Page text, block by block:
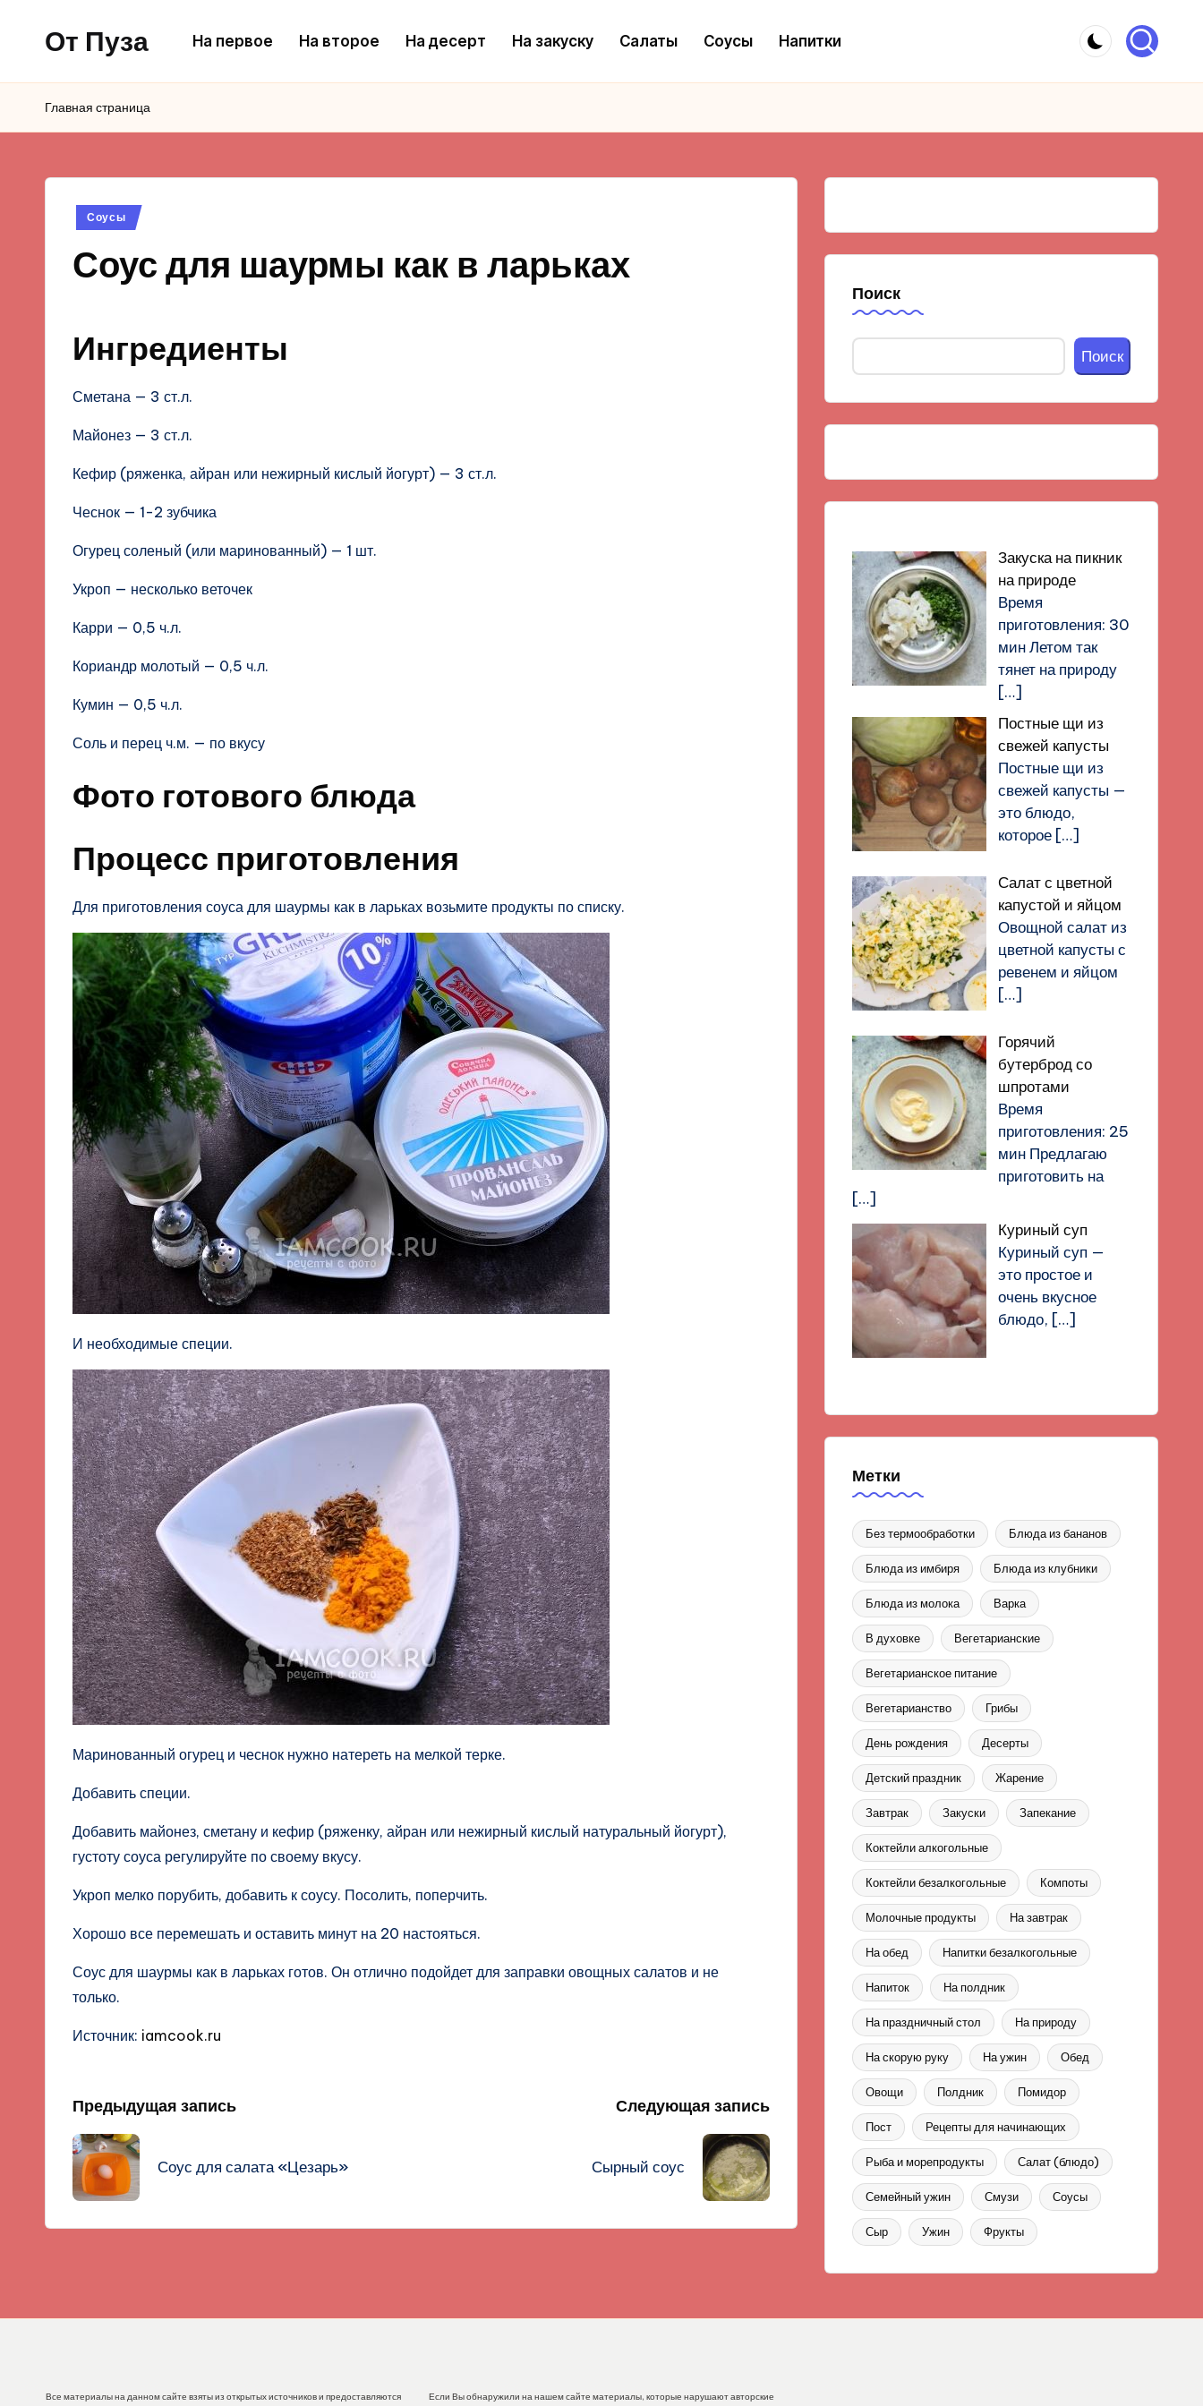
Перейти
содержимому
От Пуза
очень
вкусные
рецепты!
На первое На второе На десерт На закуску Салаты Соусы Напитки
Главная страница
Опубликовано
Соусы
Соус для шаурмы как в ларьках
Ингредиенты
Сметана — 3 ст.л.
Майонез — 3 ст.л.
Кефир (ряженка, айран или нежирный кислый йогурт) — 3 ст.л.
Чеснок — 1-2 зубчика
Огурец соленый (или маринованный) — 1 шт.
Укроп — несколько веточек
Карри — 0,5 ч.л.
Кориандр молотый — 0,5 ч.л.
Кумин — 0,5 ч.л.
Соль и перец ч.м. — по вкусу
Фото готового блюда
Процесс приготовления
Для приготовления соуса для шаурмы как в ларьках возьмите продукты по списку.
И необходимые специи.
Маринованный огурец и чеснок нужно натереть на мелкой терке.
Добавить специи.
Добавить майонез, сметану и кефир (ряженку, айран или нежирный кислый натуральный йогурт),
густоту соуса регулируйте по своему вкусу.
Укроп мелко порубить, добавить к соусу. Посолить, поперчить.
Хорошо все перемешать и оставить минут на 20 настояться.
Соус для шаурмы как в ларьках готов. Он отлично подойдет для заправки овощных салатов и не
только.
Источник: iamcook.ru
Навигация
записи
Предыдущая запись
Соус для салата «Цезарь»
Следующая запись
Сырный соус
Поиск
Поиск
Закуска на пикник
на природе
Время
приготовления: 30
мин Летом так
тянет на природу
[…]
Постные щи из
свежей капусты
Постные щи из
свежей капусты —
это блюдо,
которое […]
Салат с цветной
капустой и яйцом
Овощной салат из
цветной капусты с
ревенем и яйцом
[…]
Горячий
бутерброд со
шпротами
Время
приготовления: 25
мин Предлагаю
приготовить на
[…]
Куриный суп
Куриный суп —
это простое и
очень вкусное
блюдо, […]
Метки
Без термообработки Блюда из бананов
Блюда из имбиря Блюда из клубники
Блюда из молока Варка
В духовке Вегетарианские
Вегетарианское питание
Вегетарианство Грибы
День рождения Десерты
Детский праздник Жарение
Завтрак Закуски Запекание
Коктейли алкогольные
Коктейли безалкогольные Компоты
Молочные продукты На завтрак
На обед Напитки безалкогольные
Напиток На полдник
На праздничный стол На природу
На скорую руку На ужин Обед
Овощи Полдник Помидор
Пост Рецепты для начинающих
Рыба и морепродукты Салат (блюдо)
Семейный ужин Смузи Соусы
Сыр Ужин Фрукты
Все материалы на данном сайте взяты из открытых источников и предоставляются Если Вы обнаружили на нашем сайте материалы, которые нарушают авторские